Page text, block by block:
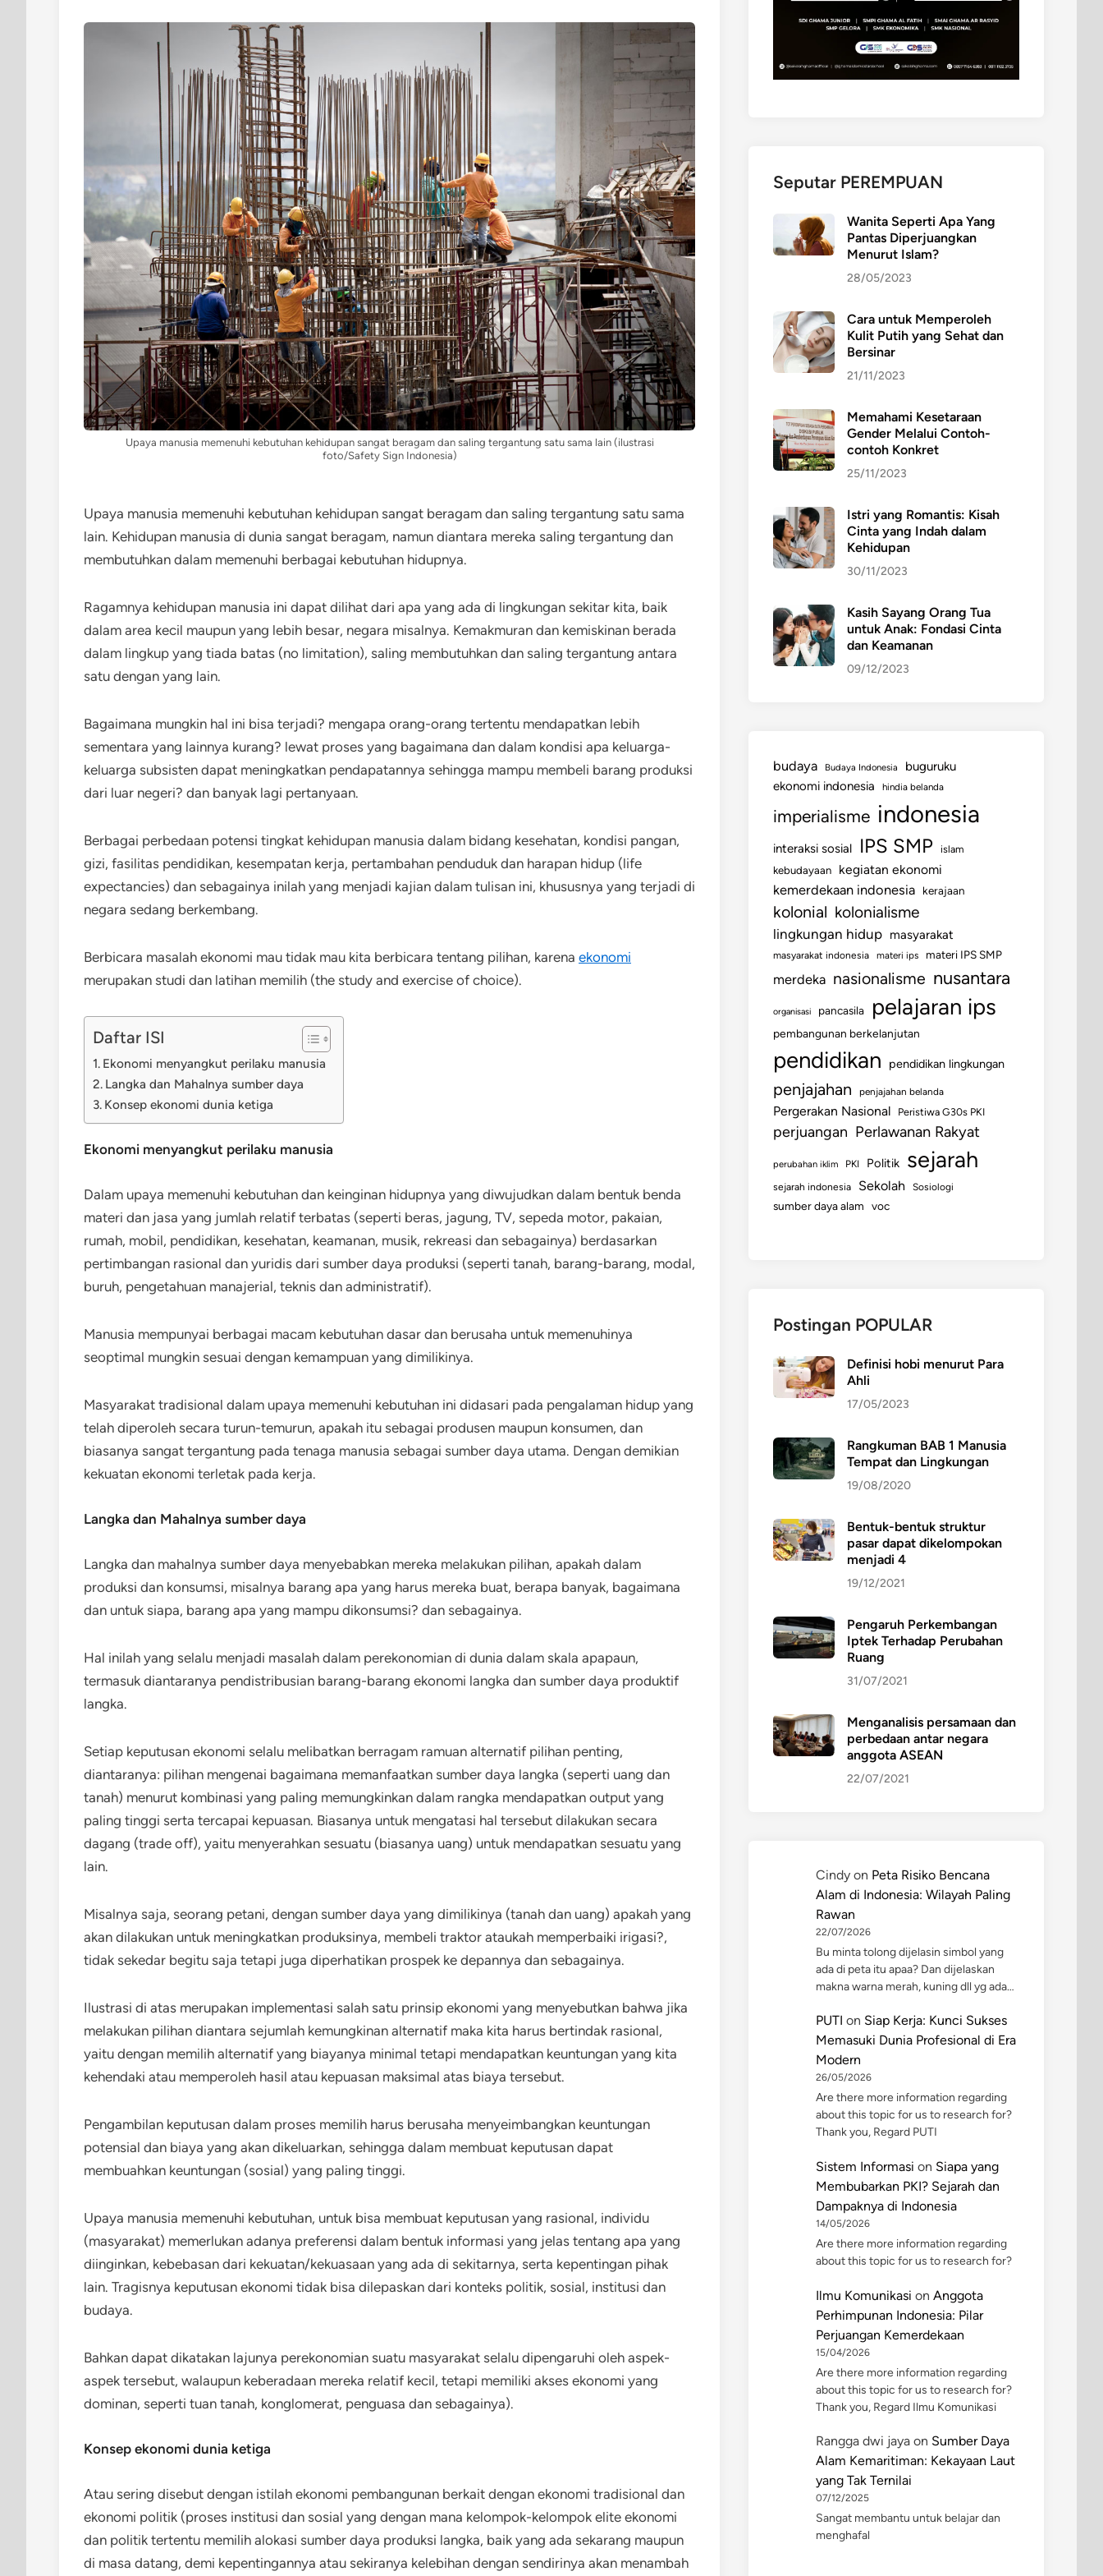
Upaya manusia memenuhi kebutuhan kehidupan sangat beragam dan saling tergantung satu sama lain (ilustrasi
foto/Safety Sign Indonesia)
Upaya manusia memenuhi kebutuhan kehidupan sangat beragam dan saling tergantung satu sama
lain. Kehidupan manusia di dunia sangat beragam, namun diantara mereka saling tergantung dan
membutuhkan dalam memenuhi berbagai kebutuhan hidupnya.
Ragamnya kehidupan manusia ini dapat dilihat dari apa yang ada di lingkungan sekitar kita, baik
dalam area kecil maupun yang lebih besar, negara misalnya. Kemakmuran dan kemiskinan berada
dalam lingkup yang tiada batas (no limitation), saling membutuhkan dan saling tergantung antara
satu dengan yang lain.
Bagaimana mungkin hal ini bisa terjadi? mengapa orang-orang tertentu mendapatkan lebih
sementara yang lainnya kurang? lewat proses yang bagaimana dan dalam kondisi apa keluarga-
keluarga subsisten dapat meningkatkan pendapatannya sehingga mampu membeli barang produksi
dari luar negeri? dan banyak lagi pertanyaan.
Berbagai perbedaan potensi tingkat kehidupan manusia dalam bidang kesehatan, kondisi pangan,
gizi, fasilitas pendidikan, kesempatan kerja, pertambahan penduduk dan harapan hidup (life
expectancies) dan sebagainya inilah yang menjadi kajian dalam tulisan ini, khususnya yang terjadi di
negara sedang berkembang.
Berbicara masalah ekonomi mau tidak mau kita berbicara tentang pilihan, karena ekonomi
merupakan studi dan latihan memilih (the study and exercise of choice).
Daftar ISI
Ekonomi menyangkut perilaku manusia
Langka dan Mahalnya sumber daya
Konsep ekonomi dunia ketiga
Ekonomi menyangkut perilaku manusia
Dalam upaya memenuhi kebutuhan dan keinginan hidupnya yang diwujudkan dalam bentuk benda
materi dan jasa yang jumlah relatif terbatas (seperti beras, jagung, TV, sepeda motor, pakaian,
rumah, mobil, pendidikan, kesehatan, keamanan, musik, rekreasi dan sebagainya) berdasarkan
pertimbangan rasional dan yuridis dari sumber daya produksi (seperti tanah, barang-barang, modal,
buruh, pengetahuan manajerial, teknis dan administratif).
Manusia mempunyai berbagai macam kebutuhan dasar dan berusaha untuk memenuhinya
seoptimal mungkin sesuai dengan kemampuan yang dimilikinya.
Masyarakat tradisional dalam upaya memenuhi kebutuhan ini didasari pada pengalaman hidup yang
telah diperoleh secara turun-temurun, apakah itu sebagai produsen maupun konsumen, dan
biasanya sangat tergantung pada tenaga manusia sebagai sumber daya utama. Dengan demikian
kekuatan ekonomi terletak pada kerja.
Langka dan Mahalnya sumber daya
Langka dan mahalnya sumber daya menyebabkan mereka melakukan pilihan, apakah dalam
produksi dan konsumsi, misalnya barang apa yang harus mereka buat, berapa banyak, bagaimana
dan untuk siapa, barang apa yang mampu dikonsumsi? dan sebagainya.
Hal inilah yang selalu menjadi masalah dalam perekonomian di dunia dalam skala apapaun,
termasuk diantaranya pendistribusian barang-barang ekonomi langka dan sumber daya produktif
langka.
Setiap keputusan ekonomi selalu melibatkan berragam ramuan alternatif pilihan penting,
diantaranya: pilihan mengenai bagaimana memanfaatkan sumber daya langka (seperti uang dan
tanah) menurut kombinasi yang paling memungkinkan dalam rangka mendapatkan output yang
paling tinggi serta tercapai kepuasan. Biasanya untuk mengatasi hal tersebut dilakukan secara
dagang (trade off), yaitu menyerahkan sesuatu (biasanya uang) untuk mendapatkan sesuatu yang
lain.
Misalnya saja, seorang petani, dengan sumber daya yang dimilikinya (tanah dan uang) apakah yang
akan dilakukan untuk meningkatkan produksinya, membeli traktor ataukah memperbaiki irigasi?,
tidak sekedar begitu saja tetapi juga diperhatikan prospek ke depannya dan sebagainya.
Ilustrasi di atas merupakan implementasi salah satu prinsip ekonomi yang menyebutkan bahwa jika
melakukan pilihan diantara sejumlah kemungkinan alternatif maka kita harus bertindak rasional,
yaitu dengan memilih alternatif yang biayanya minimal tetapi mendapatkan keuntungan yang kita
kehendaki atau memperoleh hasil atau kepuasan maksimal atas biaya tersebut.
Pengambilan keputusan dalam proses memilih harus berusaha menyeimbangkan keuntungan
potensial dan biaya yang akan dikeluarkan, sehingga dalam membuat keputusan dapat
membuahkan keuntungan (sosial) yang paling tinggi.
Upaya manusia memenuhi kebutuhan, untuk bisa membuat keputusan yang rasional, individu
(masyarakat) memerlukan adanya preferensi dalam bentuk informasi yang jelas tentang apa yang
diinginkan, kebebasan dari kekuatan/kekuasaan yang ada di sekitarnya, serta kepentingan pihak
lain. Tragisnya keputusan ekonomi tidak bisa dilepaskan dari konteks politik, sosial, institusi dan
budaya.
Bahkan dapat dikatakan lajunya perekonomian suatu masyarakat selalu dipengaruhi oleh aspek-
aspek tersebut, walaupun keberadaan mereka relatif kecil, tetapi memiliki akses ekonomi yang
dominan, seperti tuan tanah, konglomerat, penguasa dan sebagainya).
Konsep ekonomi dunia ketiga
Atau sering disebut dengan istilah ekonomi pembangunan berkait dengan ekonomi tradisional dan
ekonomi politik (proses institusi dan sosial yang dengan mana kelompok-kelompok elite ekonomi
dan politik tertentu memilih alokasi sumber daya produksi langka, baik yang ada sekarang maupun
di masa datang, demi kepentingannya atau sekiranya kelebihan dengan sendirinya akan menambah
Seputar PEREMPUAN
Wanita Seperti Apa Yang
Pantas Diperjuangkan
Menurut Islam?
28/05/2023
Cara untuk Memperoleh
Kulit Putih yang Sehat dan
Bersinar
21/11/2023
Memahami Kesetaraan
Gender Melalui Contoh-
contoh Konkret
25/11/2023
Istri yang Romantis: Kisah
Cinta yang Indah dalam
Kehidupan
30/11/2023
Kasih Sayang Orang Tua
untuk Anak: Fondasi Cinta
dan Keamanan
09/12/2023
budaya Budaya Indonesia
buguruku
ekonomi indonesia
hindia belanda
imperialisme indonesia
interaksi sosial IPS SMP
islam
kebudayaan
kegiatan ekonomi
kemerdekaan indonesia kerajaan
kolonial kolonialisme
lingkungan hidup masyarakat
masyarakat indonesia materi ips materi IPS SMP
merdeka nasionalisme nusantara
organisasi pancasila pelajaran ips
pembangunan berkelanjutan
pendidikan pendidikan lingkungan
penjajahan penjajahan belanda
Pergerakan Nasional Peristiwa G30s PKI
perjuangan Perlawanan Rakyat
perubahan iklim PKI Politik sejarah
sejarah indonesia Sekolah Sosiologi
sumber daya alam voc
Postingan POPULAR
Definisi hobi menurut Para
Ahli
17/05/2023
Rangkuman BAB 1 Manusia
Tempat dan Lingkungan
19/08/2020
Bentuk-bentuk struktur
pasar dapat dikelompokan
menjadi 4
19/12/2021
Pengaruh Perkembangan
Iptek Terhadap Perubahan
Ruang
31/07/2021
Menganalisis persamaan dan
perbedaan antar negara
anggota ASEAN
22/07/2021
Cindy on Peta Risiko Bencana
Alam di Indonesia: Wilayah Paling
Rawan
22/07/2026
Bu minta tolong dijelasin simbol yang
ada di peta itu apaa? Dan dijelaskan
makna warna merah, kuning dll yg ada…
PUTI on Siap Kerja: Kunci Sukses
Memasuki Dunia Profesional di Era
Modern
26/05/2026
Are there more information regarding
about this topic for us to research for?
Thank you, Regard PUTI
Sistem Informasi on Siapa yang
Membubarkan PKI? Sejarah dan
Dampaknya di Indonesia
14/05/2026
Are there more information regarding
about this topic for us to research for?
Ilmu Komunikasi on Anggota
Perhimpunan Indonesia: Pilar
Perjuangan Kemerdekaan
15/04/2026
Are there more information regarding
about this topic for us to research for?
Thank you, Regard Ilmu Komunikasi
Rangga dwi jaya on Sumber Daya
Alam Kemaritiman: Kekayaan Laut
yang Tak Ternilai
07/12/2025
Sangat membantu untuk belajar dan
menghafal